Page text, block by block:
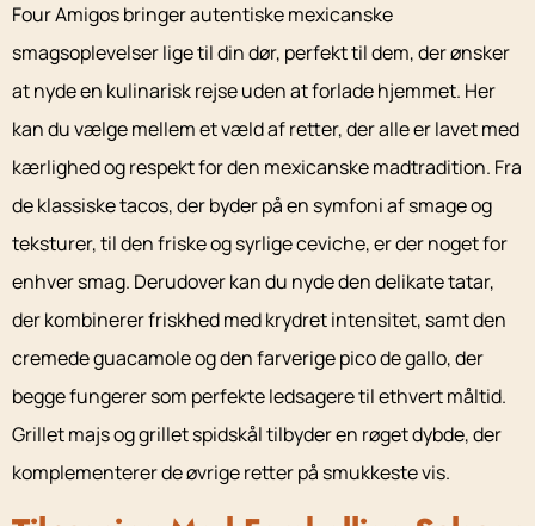
Four Amigos bringer autentiske mexicanske
smagsoplevelser lige til din dør, perfekt til dem, der ønsker
at nyde en kulinarisk rejse uden at forlade hjemmet. Her
kan du vælge mellem et væld af retter, der alle er lavet med
kærlighed og respekt for den mexicanske madtradition. Fra
de klassiske tacos, der byder på en symfoni af smage og
teksturer, til den friske og syrlige ceviche, er der noget for
enhver smag. Derudover kan du nyde den delikate tatar,
der kombinerer friskhed med krydret intensitet, samt den
cremede guacamole og den farverige pico de gallo, der
begge fungerer som perfekte ledsagere til ethvert måltid.
Grillet majs og grillet spidskål tilbyder en røget dybde, der
komplementerer de øvrige retter på smukkeste vis.